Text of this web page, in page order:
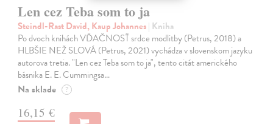
Len cez Teba som to ja
Steindl-Rast David, Kaup Johannes| Kniha
Po dvoch knihách VĎAČNOSŤ srdce modlitby (Petrus, 2018) a
HLBŠIE NEŽ SLOVÁ (Petrus, 2021) vychádza v slovenskom jazyku
autorova tretia. "Len cez Teba som to ja", tento citát amerického
básnika E. E. Cummingsa…
Na sklade ?
16,15 €